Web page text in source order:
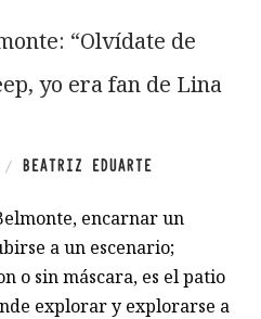
“Olvídate de
yo era fan de Lina
/ BEATRIZ EDUARTE
encarnar un
a un escenario;
o sin máscara, es el patio
explorar y explorarse a